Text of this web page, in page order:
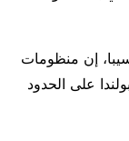
إن منظومات
على الحدود